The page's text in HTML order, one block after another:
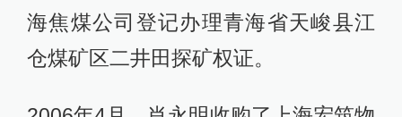
海焦煤公司登记办理青海省天峻县江
仓煤矿区二井田探矿权证。